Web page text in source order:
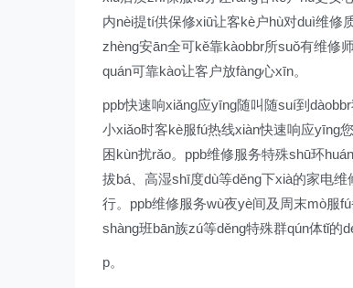
内nèi提tí供保修xiū让客kè户hù对duì维修
zhèng安ān全可kě靠kàobbr所suǒ有维修
quán可靠kào让客户放fàng心xīn。
ppb快速响xiǎng应yīng随叫随suí到
小xiǎo时客kè服fú热线xiàn快速响应yīng
困kùn扰rǎo。ppb维修服务特殊shū环
拔bá、高湿shī度dù等děng下xià的家电
行。ppb维修服务wù夜yè间及周末mò服
shàng班bān族zú等děng特殊群qún体tǐ的
p。